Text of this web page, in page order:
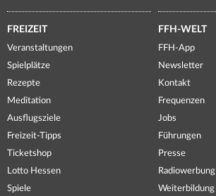
FREIZEIT
Veranstaltungen
Spielplätze
Rezepte
Meditation
Ausflugsziele
Freizeit-Tipps
Ticketshop
Lotto Hessen
Spiele
FFH-WELT
FFH-App
Newsletter
Kontakt
Frequenzen
Jobs
Führungen
Presse
Radiowerbung
Weiterbildung